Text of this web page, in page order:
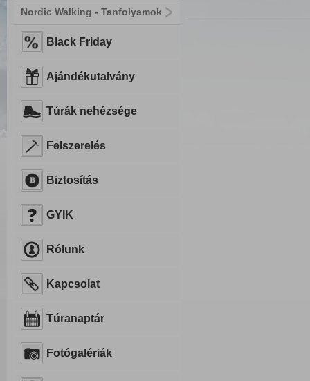
Nordic Walking - Tanfolyamok
Black Friday
Ajándékutalvány
Túrák nehézsége
Felszerelés
Biztosítás
GYIK
Rólunk
Kapcsolat
Túranaptár
Fotógalériák